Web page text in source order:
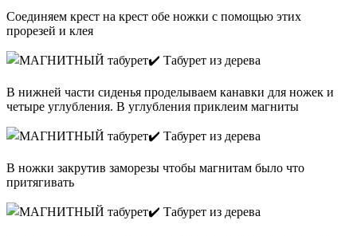
Соединяем крест на крест обе ножки с помощью этих
прорезей и клея
В нижней части сиденья проделываем канавки для ножек и
четыре углубления. В углубления приклеим магниты
В ножки закрутив заморезы чтобы магнитам было что
притягивать